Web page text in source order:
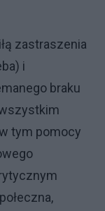
zastraszenia
i
braku
tym pomocy